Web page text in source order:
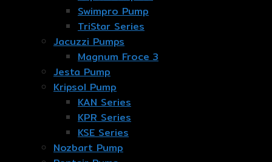
Swimpro Pump
TriStar Series
Jacuzzi Pumps
Magnum Froce 3
Jesta Pump
Kripsol Pump
KAN Series
KPR Series
KSE Series
Nozbart Pump